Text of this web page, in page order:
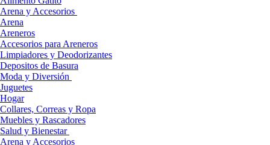
Arena y Accesorios
Arena
Areneros
Accesorios para Areneros
Limpiadores y Deodorizantes
Depositos de Basura
Moda y Diversión
Juguetes
Hogar
Collares, Correas y Ropa
Muebles y Rascadores
Salud y Bienestar
Arena y Accesorios